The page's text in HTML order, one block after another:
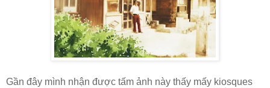
Gần đây mình nhận được tấm ảnh này thấy mấy kiosques